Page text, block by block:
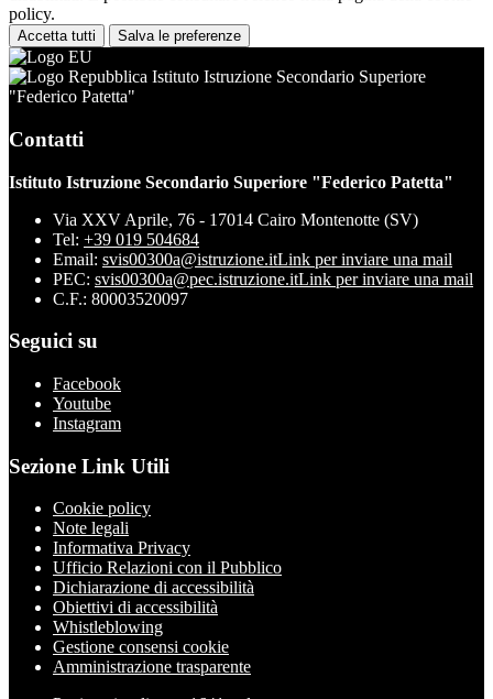
policy.
Accetta tutti Salva le preferenze
Istituto Istruzione Secondario Superiore
"Federico Patetta"
Contatti
Istituto Istruzione Secondario Superiore "Federico Patetta"
Via XXV Aprile, 76 - 17014 Cairo Montenotte (SV)
Tel: +39 019 504684
Email: svis00300a@istruzione.itLink per inviare una mail
PEC: svis00300a@pec.istruzione.itLink per inviare una mail
C.F.: 80003520097
Seguici su
Facebook
Youtube
Instagram
Sezione Link Utili
Cookie policy
Note legali
Informativa Privacy
Ufficio Relazioni con il Pubblico
Dichiarazione di accessibilità
Obiettivi di accessibilità
Whistleblowing
Gestione consensi cookie
Amministrazione trasparente